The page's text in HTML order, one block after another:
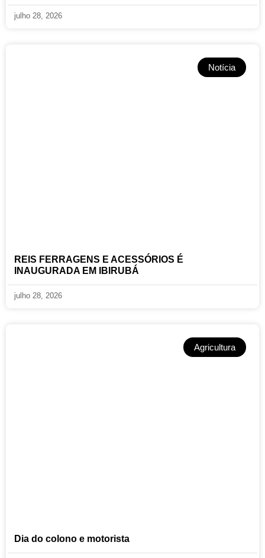
julho 28, 2026
Notícia
REIS FERRAGENS E ACESSÓRIOS É
INAUGURADA EM IBIRUBÁ
julho 28, 2026
Agricultura
Dia do colono e motorista